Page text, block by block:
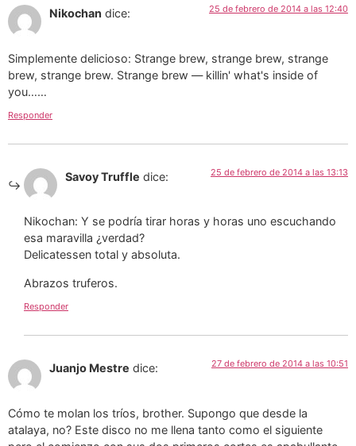
Nikochan dice: 25 de febrero de 2014 a las 12:40
Simplemente delicioso: Strange brew, strange brew, strange
brew, strange brew. Strange brew — killin' what's inside of
you……
Responder
Savoy Truffle dice: 25 de febrero de 2014 a las 13:13
Nikochan: Y se podría tirar horas y horas uno escuchando
esa maravilla ¿verdad?
Delicatessen total y absoluta.
Abrazos truferos.
Responder
Juanjo Mestre dice: 27 de febrero de 2014 a las 10:51
Cómo te molan los tríos, brother. Supongo que desde la
atalaya, no? Este disco no me llena tanto como el siguiente